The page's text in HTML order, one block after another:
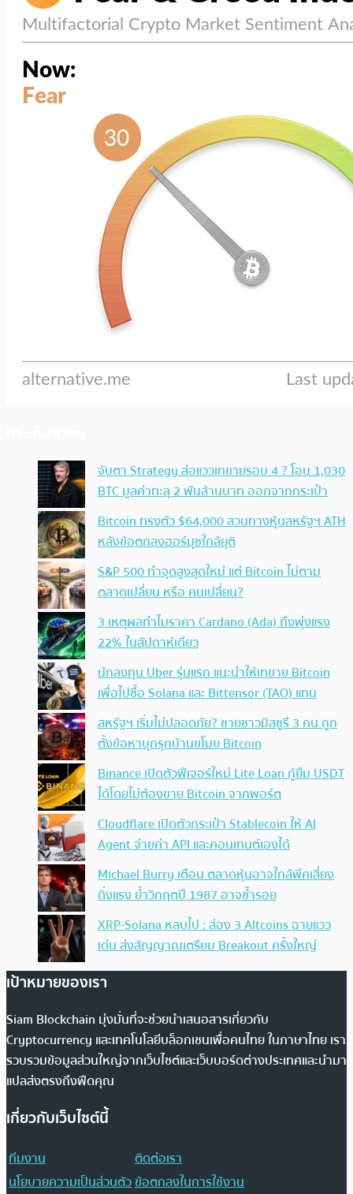
จับตา Strategy ส่อแววเทขายรอบ 4 ? โอน 1,030
BTC มูลค่าทะลุ 2 พันล้านบาท ออกจากกระเป๋า
Bitcoin ทรงตัว $64,000 สวนทางหุ้นสหรัฐฯ ATH
หลังข้อตกลงฮอร์มุซใกล้ยุติ
S&P 500 ทำจุดสูงสุดใหม่ แต่ Bitcoin ไม่ตาม
ตลาดเปลี่ยน หรือ คนเปลี่ยน?
3 เหตุผลทำไมราคา Cardano (Ada) ถึงพุ่งแรง
22% ในสัปดาห์เดียว
นักลงทุน Uber รุ่นแรก แนะนำให้เทขาย Bitcoin
เพื่อไปซื้อ Solana และ Bittensor (TAO) แทน
สหรัฐฯ เริ่มไม่ปลอดภัย? ชายชาวมิสซูรี 3 คน ถูก
ตั้งข้อหาบุกรุกบ้านขโมย Bitcoin
Binance เปิดตัวฟีเจอร์ใหม่ Lite Loan กู้ยืม USDT
ได้โดยไม่ต้องขาย Bitcoin จากพอร์ต
Cloudflare เปิดตัวกระเป๋า Stablecoin ให้ AI
Agent จ่ายค่า API และคอนเทนต์เองได้
Michael Burry เตือน ตลาดหุ้นอาจใกล้พีคเสี่ยง
ดิ่งแรง ย้ำวิกฤตปี 1987 อาจซ้ำรอย
XRP-Solana หลบไป : ส่อง 3 Altcoins ฉายแวว
เด่น ส่งสัญญาณเตรียม Breakout ครั้งใหญ่
เป้าหมายของเรา
Siam Blockchain มุ่งมั่นที่จะช่วยนำเสนอสารเกี่ยวกับ
Cryptocurrency และเทคโนโลยีบล็อกเชนเพื่อคนไทย ในภาษาไทย เรา
รวบรวมข้อมูลส่วนใหญ่จากเว็บไซต์และเว็บบอร์ดต่างประเทศและนำมา
แปลส่งตรงถึงฟีดคุณ
เกี่ยวกับเว็บไซต์นี้
ทีมงาน
ติดต่อเรา
นโยบายความเป็นส่วนตัวข้อตกลงในการใช้งาน